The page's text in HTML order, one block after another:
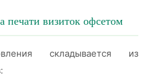
печати визиток офсетом
складывается из